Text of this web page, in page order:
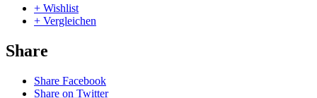
+ Wishlist
+ Vergleichen
Share
Share Facebook
Share on Twitter